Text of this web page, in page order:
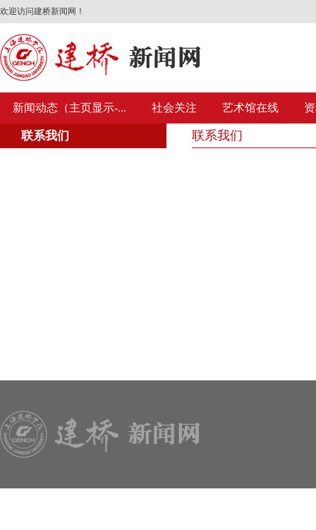
欢迎访问建桥新闻网！
新闻动态（主页显示-... 社会关注 艺术馆在线
联系我们 联系我们